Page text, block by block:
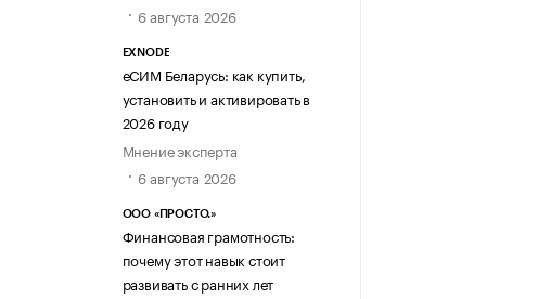
6 августа 2026
EXNODE
еСИМ Беларусь: как купить,
установить и активировать в
2026 году
Мнение эксперта
6 августа 2026
ООО «ПРОСТО.»
Финансовая грамотность:
почему этот навык стоит
развивать с ранних лет